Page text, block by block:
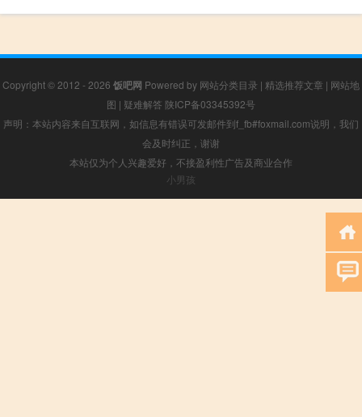
Copyright © 2012 - 2026 饭吧网 Powered by 网站分类目录 | 精选推荐文章 | 网站地
图 | 疑难解答 陕ICP备03345392号
声明：本站内容来自互联网，如信息有错误可发邮件到f_fb#foxmail.com说明，我们
会及时纠正，谢谢
本站仅为个人兴趣爱好，不接盈利性广告及商业合作
小男孩